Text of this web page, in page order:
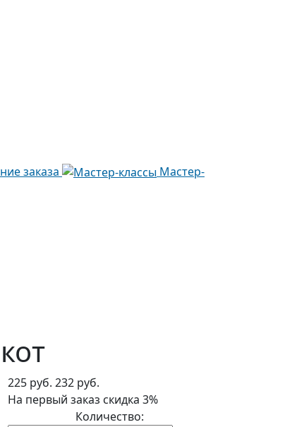
заказа
Мастер-
225 руб. 232 руб.
На первый заказ скидка 3%
Количество: